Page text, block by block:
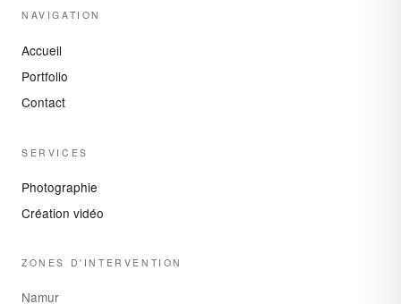
NAVIGATION
Accueil
Portfolio
Contact
SERVICES
Photographie
Création vidéo
ZONES D'INTERVENTION
Namur